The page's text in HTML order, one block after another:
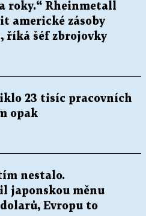
roky.“ Rheinmetall
americké zásoby
říká šéf zbrojovky
23 tisíc pracovních
opak
nestalo.
japonskou měnu
Evropu to